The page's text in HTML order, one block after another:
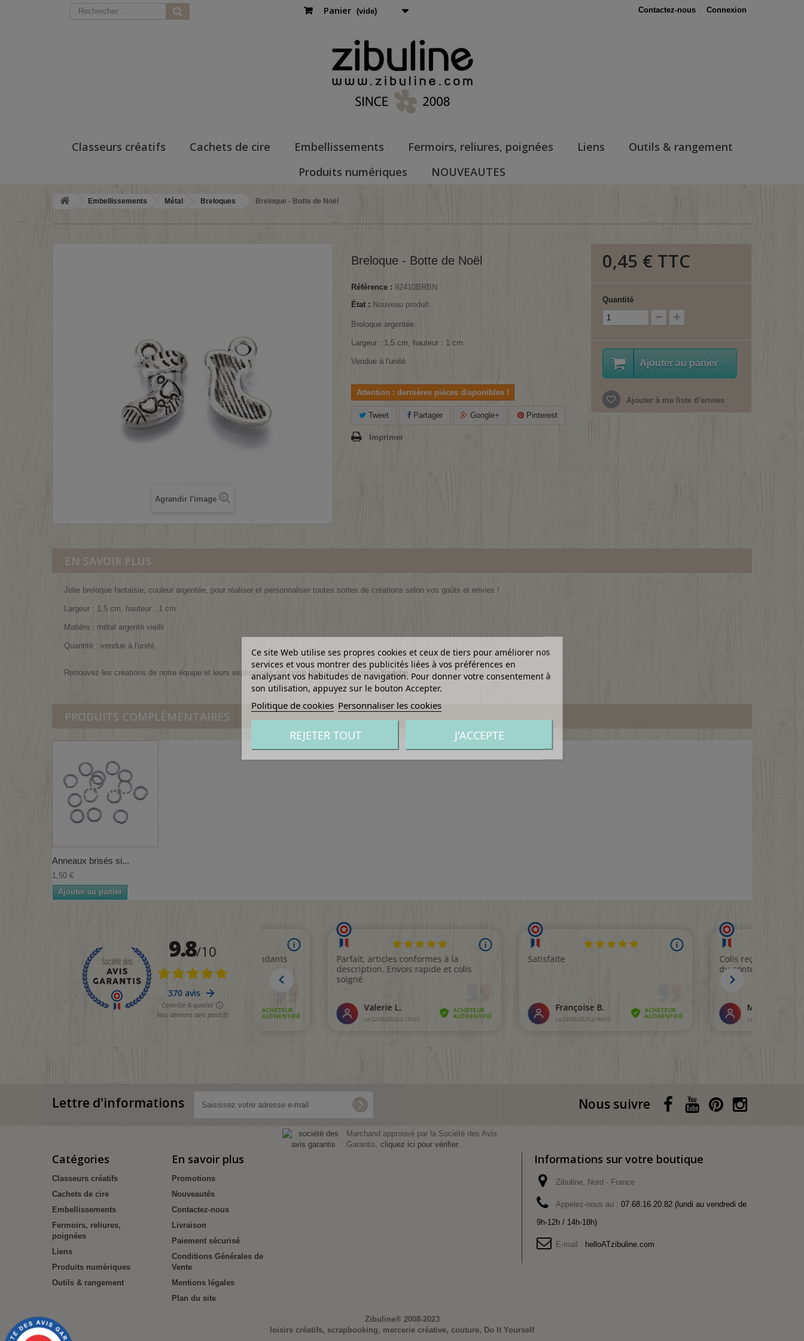
Connexion
Contactez-nous
Panier (vide)
Classeurs créatifs Cachets de cire Embellissements Fermoirs, reliures, poignées Liens
Outils & rangement
Produits numériques
NOUVEAUTES
Embellissements Métal Breloques Breloque - Botte de Noël
Agrandir l'image
Breloque - Botte de Noël
Référence : 92410BRBN
État : Nouveau produit
Breloque argentée.
Largeur : 1,5 cm, hauteur : 1 cm.
Vendue à l'unité.
Attention : dernières pièces disponibles !
Tweet Partager Google+ Pinterest
Imprimer
0,45 € TTC
Quantité
Ajouter au panier
Ajouter à ma liste d'envies
EN SAVOIR PLUS
Jolie breloque fantaisie, couleur argentée, pour réaliser et personnaliser toutes sortes de créations selon vos goûts et envies !
Largeur : 1,5 cm, hauteur : 1 cm.
Matière : métal argenté vieilli
Quantité : vendue à l'unité.
Retrouvez les créations de notre équipe et leurs explications sur notre blog et notre chaîneYoutube.
PRODUITS COMPLÉMENTAIRES
Anneaux brisés si...
1,50 €
Ajouter au panier
Lettre d'informations Nous suivre
Catégories
Classeurs créatifs
Cachets de cire
Embellissements
Fermoirs, reliures,
poignées
Liens
Produits numériques
Outils & rangement
En savoir plus
Promotions
Nouveautés
Contactez-nous
Livraison
Paiement sécurisé
Conditions Générales de
Vente
Mentions légales
Plan du site
Informations sur votre boutique
Zibuline, Nord - France
Appelez-nous au :07.68.16.20.82 (lundi au vendredi de
9h-12h / 14h-18h)
E-mail : helloATzibuline.com
Marchand approuvé par la Société des Avis
Garantis, cliquez ici pour vérifier.
Ce site Web utilise ses propres cookies et ceux de tiers pour améliorer nos
services et vous montrer des publicités liées à vos préférences en
analysant vos habitudes de navigation. Pour donner votre consentement à
son utilisation, appuyez sur le bouton Accepter.
Politique de cookies Personnaliser les cookies
REJETER TOUT J'ACCEPTE
Zibuline® 2008-2023
loisirs créatifs, scrapbooking, mercerie créative, couture, Do It Yourself